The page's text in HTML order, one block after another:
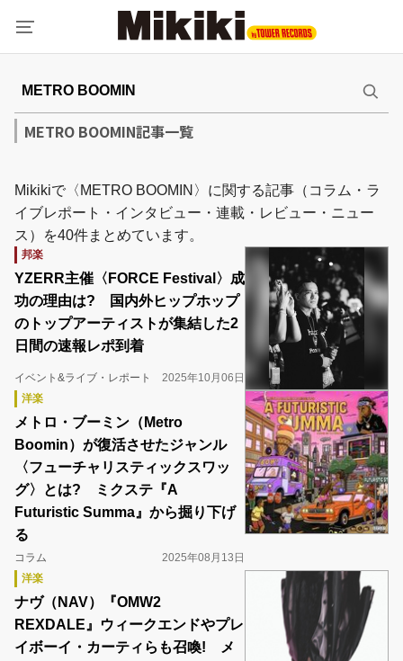
METRO BOOMIN記事一覧
Mikikiで〈METRO BOOMIN〉に関する記事（コラム・ラ
イブレポート・インタビュー・連載・レビュー・ニュー
ス）を40件まとめています。
邦楽
YZERR主催〈FORCE Festival〉成
功の理由は? 国内外ヒップホップ
のトップアーティストが集結した2
日間の速報レポ到着
イベント&ライブ・レポート
2025年10月06日
洋楽
メトロ・ブーミン（Metro
Boomin）が復活させたジャンル
〈フューチャリスティックスワッ
グ〉とは? ミクステ『A
Futuristic Summa』から掘り下げ
る
コラム
2025年08月13日
洋楽
ナヴ（NAV）『OMW2
REXDALE』ウィークエンドやプレ
イボーイ・カーティらも召喚! メ